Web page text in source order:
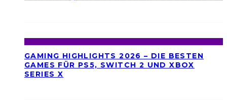
GAMING HIGHLIGHTS 2026 – DIE BESTEN
GAMES FÜR PS5, SWITCH 2 UND XBOX
SERIES X